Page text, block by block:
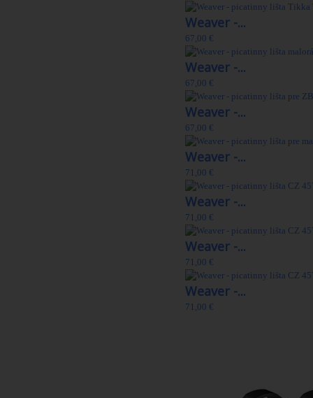
Weaver -...
67,00 €
Weaver -...
67,00 €
Weaver -...
67,00 €
Weaver -...
71,00 €
Weaver -...
71,00 €
Weaver -...
71,00 €
Weaver -...
71,00 €